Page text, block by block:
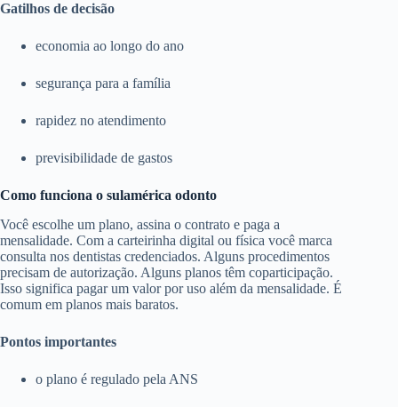
Gatilhos de decisão
economia ao longo do ano
segurança para a família
rapidez no atendimento
previsibilidade de gastos
Como funciona o sulamérica odonto
Você escolhe um plano, assina o contrato e paga a
mensalidade. Com a carteirinha digital ou física você marca
consulta nos dentistas credenciados. Alguns procedimentos
precisam de autorização. Alguns planos têm coparticipação.
Isso significa pagar um valor por uso além da mensalidade. É
comum em planos mais baratos.
Pontos importantes
o plano é regulado pela ANS